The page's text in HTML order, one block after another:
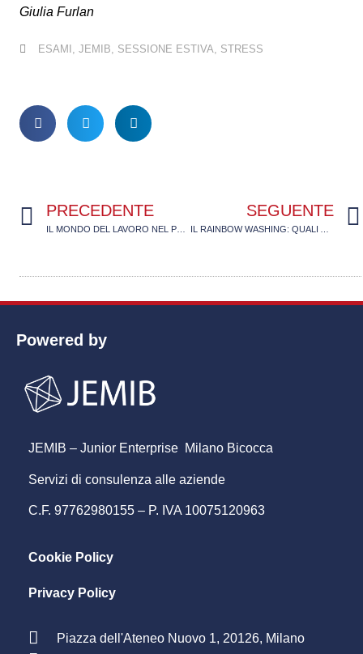
Giulia Furlan
ESAMI , JEMIB, SESSIONE ESTIVA, STRESS
PRECEDENTE SEGUENTE
Powered by
JEMIB – Junior Enterprise Milano Bicocca
Servizi di consulenza alle aziende
C.F. 97762980155 – P. IVA 10075120963
Cookie Policy
Privacy Policy
Piazza dell'Ateneo Nuovo 1, 20126, Milano